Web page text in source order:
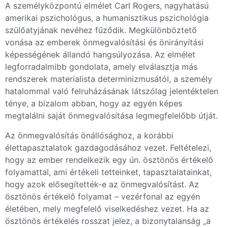
A személyközpontú elmélet Carl Rogers, nagyhatású
amerikai pszichológus, a humanisztikus pszichológia
szülőatyjának nevéhez fűződik. Megkülönböztető
vonása az emberek önmegvalósítási és önirányítási
képességének állandó hangsúlyozása. Az elmélet
legforradalmibb gondolata, amely elválasztja más
rendszerek materialista determinizmusától, a személy
hatalommal való felruházásának látszólag jelentéktelen
ténye, a bizalom abban, hogy az egyén képes
megtalálni saját önmegvalósítása legmegfelelőbb útját.
Az önmegvalósítás önállósághoz, a korábbi
élettapasztalatok gazdagodásához vezet. Feltételezi,
hogy az ember rendelkezik egy ún. ösztönös értékelő
folyamattal, ami értékeli tetteinket, tapasztalatainkat,
hogy azok elősegítették-e az önmegvalósítást. Az
ösztönös értékelő folyamat – vezérfonal az egyén
életében, mely megfelelő viselkedéshez vezet. Ha az
ösztönös értékelés rosszat jelez, a bizonytalanság „a